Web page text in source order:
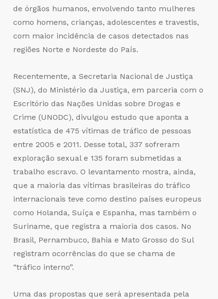
de órgãos humanos, envolvendo tanto mulheres
como homens, crianças, adolescentes e travestis,
com maior incidência de casos detectados nas
regiões Norte e Nordeste do País.
Recentemente, a Secretaria Nacional de Justiça
(SNJ), do Ministério da Justiça, em parceria com o
Escritório das Nações Unidas sobre Drogas e
Crime (UNODC), divulgou estudo que aponta a
estatística de 475 vítimas de tráfico de pessoas
entre 2005 e 2011. Desse total, 337 sofreram
exploração sexual e 135 foram submetidas a
trabalho escravo. O levantamento mostra, ainda,
que a maioria das vítimas brasileiras do tráfico
internacionais teve como destino países europeus
como Holanda, Suíça e Espanha, mas também o
Suriname, que registra a maioria dos casos. No
Brasil, Pernambuco, Bahia e Mato Grosso do Sul
registram ocorrências do que se chama de
“tráfico interno”.
Uma das propostas que será apresentada pela